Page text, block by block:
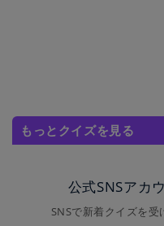
もっとクイズを見る
公式SNSアカ
SNSで新着クイズを受